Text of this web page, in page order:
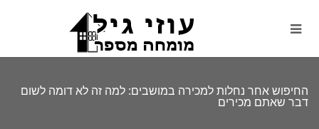
החיפוש אחר נחלות למכירה במושבים: למה זה לא דומה לשום
דבר שאתם מכירים